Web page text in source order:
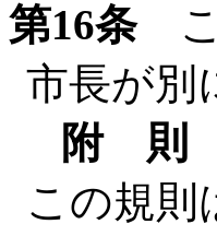
第16条こ
市長が別
附 則
この規則